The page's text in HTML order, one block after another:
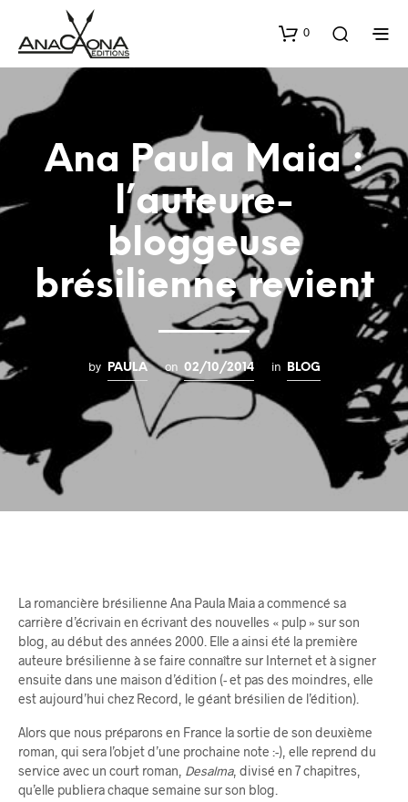
0
Ana Paula Maia :
l’auteure-
bloggeuse
brésilienne revient
by PAULA on 02/10/2014 in BLOG
La romancière brésilienne Ana Paula Maia a commencé sa
carrière d’écrivain en écrivant des nouvelles « pulp » sur son
blog, au début des années 2000. Elle a ainsi été la première
auteure brésilienne à se faire connaître sur Internet et à signer
ensuite dans une maison d’édition (- et pas des moindres, elle
est aujourd’hui chez Record, le géant brésilien de l’édition).
Alors que nous préparons en France la sortie de son deuxième
roman, qui sera l’objet d’une prochaine note :-), elle reprend du
service avec un court roman, Desalma, divisé en 7 chapitres,
qu’elle publiera chaque semaine sur son blog.